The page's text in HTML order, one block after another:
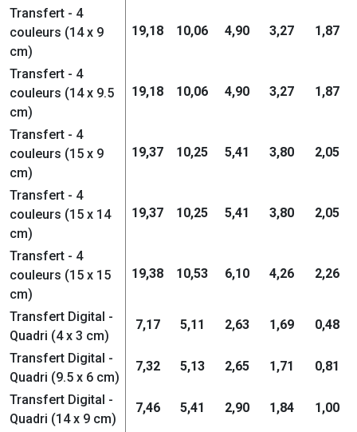
Transfert - 4
couleurs (14 x 9
cm)
19,18 10,06 4,90 3,27 1,87
Transfert - 4
couleurs (14 x 9.5
cm)
19,18 10,06 4,90 3,27 1,87
Transfert - 4
couleurs (15 x 9
cm)
19,37 10,25 5,41 3,80 2,05
Transfert - 4
couleurs (15 x 14
cm)
19,37 10,25 5,41 3,80 2,05
Transfert - 4
couleurs (15 x 15
cm)
19,38 10,53 6,10 4,26 2,26
Transfert Digital -
Quadri (4 x 3 cm)
7,17 5,11 2,63 1,69 0,48
Transfert Digital -
Quadri (9.5 x 6 cm)
7,32 5,13 2,65 1,71 0,81
Transfert Digital -
Quadri (14 x 9 cm)
7,46 5,41 2,90 1,84 1,00